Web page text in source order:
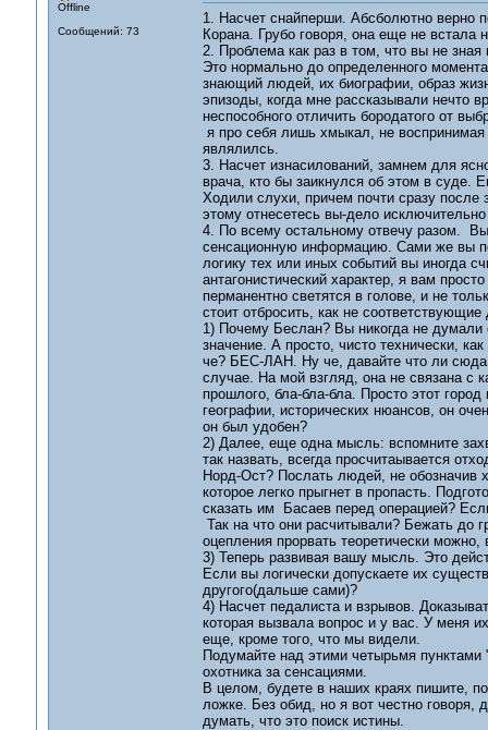
Offline
Сообщений: 73
1. Насчет снайперши. Абсболютно верно
Корана. Грубо говоря, она еще не встала
2. Проблема как раз в том, что вы не
Это нормально до определенного
знающий людей, их биографии, образ
эпизоды, когда мне рассказывали нечто
неспособного отличить бородатого от
я про себя лишь хмыкал, не
являлилсь.
3. Насчет изнасилований, замнем для
врача, кто бы заикнулся об этом в
Ходили слухи, причем почти сразу после
этому отнесетесь вы-дело
4. По всему остальному отвечу разом.
сенсационную информацию. Сами же вы
логику тех или иных событий вы иногда
антагонистический характер, я вам
перманентно светятся в голове, и не
стоит отбросить, как не соответствующие
1) Почему Беслан? Вы никогда не
значение. А просто, чисто технически,
че? БЕС-ЛАН. Ну че, давайте что ли
случае. На мой взгляд, она не связана с
прошлого, бла-бла-бла. Просто этот
географии, исторических нюансов, он
он был удобен?
2) Далее, еще одна мысль: вспомните
так назвать, всегда просчитаывается
Норд-Ост? Послать людей, не обозначив
которое легко прыгнет в пропасть.
сказать им Басаев перед операцией?
Так на что они расчитывали? Бежать до
оцепления прорвать теоретически
3) Теперь развивая вашу мысль. Это
Если вы логически допускаете их
другого(дальше сами)?
4) Насчет педалиста и взрывов.
которая вызвала вопрос и у вас. У меня
еще, кроме того, что мы видели.
Подумайте над этими четырьмя пунктами
охотника за сенсациями.
В целом, будете в наших краях пишите,
ложке. Без обид, но я вот честно говоря,
думать, что это поиск истины.